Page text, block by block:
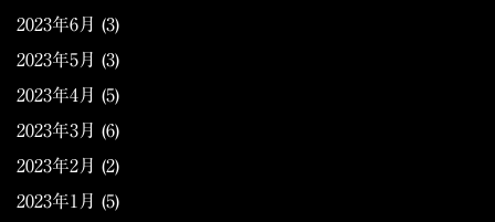
2023年6月 (3)
2023年5月 (3)
2023年4月 (5)
2023年3月 (6)
2023年2月 (2)
2023年1月 (5)